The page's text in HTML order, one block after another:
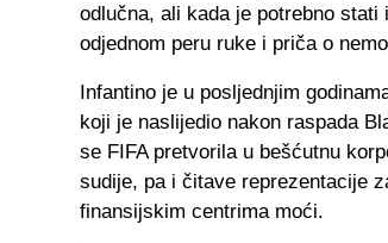
odlučna, ali kada je potrebno
odjednom peru ruke i priča o
Infantino je u posljednjim
koji je naslijedio nakon raspada
se FIFA pretvorila u bešćutnu
sudije, pa i čitave reprezentacije
finansijskim centrima moći.